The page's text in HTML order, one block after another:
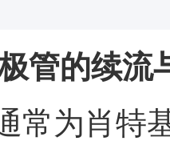
管的续流
常为肖特